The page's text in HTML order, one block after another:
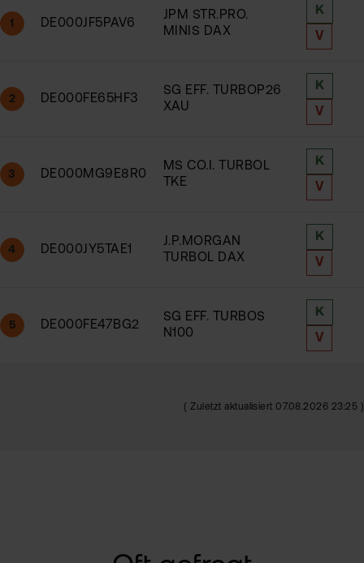
1 DE000JF5PAV6
JPM STR.PRO.
MINIS DAX
K
V
2 DE000FE65HF3
SG EFF. TURBOP26
XAU
K
V
3 DE000MG9E8R0
MS CO.I. TURBOL
TKE
K
V
4 DE000JY5TAE1
J.P.MORGAN
TURBOL DAX
K
V
5 DE000FE47BG2
SG EFF. TURBOS
N100
K
V
( Zuletzt aktualisiert 07.08.2026 23:25 )